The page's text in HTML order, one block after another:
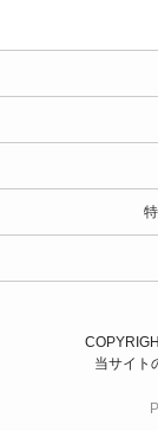
当サイト